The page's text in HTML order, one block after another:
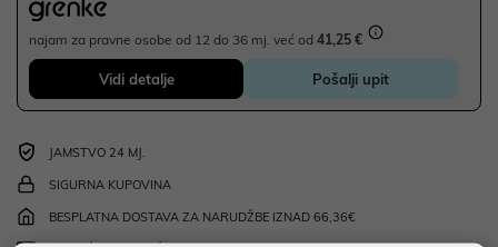
najam za pravne osobe od 12 do 36 mj. već od 41,25 €
Vidi detalje Pošalji upit
JAMSTVO 24 MJ.
SIGURNA KUPOVINA
BESPLATNA DOSTAVA ZA NARUDŽBE IZNAD 66,36€